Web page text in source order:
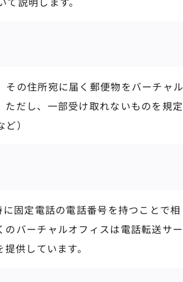
の住所宛に届く郵便物をバーチャル
だし、一部受け取れないものを規定
）
固定電話の電話番号を持つことで相
バーチャルオフィスは電話転送サー
供しています。